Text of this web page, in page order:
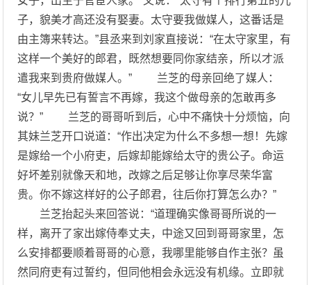
子，貌美才高还没有娶妻。太守要我做媒人，这番话是
由主簿来转达。”县丞来到刘家直接说：“在太守家里，有
这样一个美好的郎君，既然想要同你家结亲，所以才派
遣我来到贵府做媒人。” 兰芝的母亲回绝了媒人：
“女儿早先已有誓言不再嫁，我这个做母亲的怎敢再多
说？” 兰芝的哥哥听到后，心中不痛快十分烦恼，向
其妹兰芝开口说道：“作出决定为什么不多想一想！先嫁
是嫁给一个小府吏，后嫁却能嫁给太守的贵公子。命运
好坏差别就像天和地，改嫁之后足够让你享尽荣华富
贵。你不嫁这样好的公子郎君，往后你打算怎么办？”
兰芝抬起头来回答说：“道理确实像哥哥所说的一
样，离开了家出嫁侍奉丈夫，中途又回到哥哥家里，怎
么安排都要顺着哥哥的心意，我哪里能够自作主张？虽
然同府吏有过誓约，但同他相会永远没有机缘。立即就